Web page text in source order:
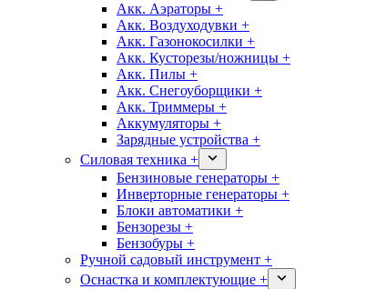
Акк. Аэраторы +
Акк. Воздуходувки +
Акк. Газонокосилки +
Акк. Кусторезы/ножницы +
Акк. Пилы +
Акк. Снегоуборщики +
Акк. Триммеры +
Аккумуляторы +
Зарядные устройства +
Силовая техника +
Бензиновые генераторы +
Инверторные генераторы +
Блоки автоматики +
Бензорезы +
Бензобуры +
Ручной садовый инструмент +
Оснастка и комплектующие +